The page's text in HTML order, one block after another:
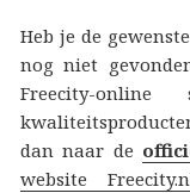
Heb je de
nog niet
Freecity-
dan naar de
website